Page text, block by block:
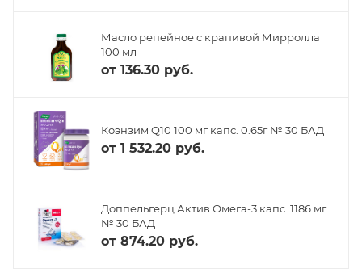
Масло репейное с крапивой Мирролла
100 мл
от 136.30 руб.
Коэнзим Q10 100 мг капс. 0.65г № 30 БАД
от 1 532.20 руб.
Доппельгерц Актив Омега-3 капс. 1186 мг
№ 30 БАД
от 874.20 руб.